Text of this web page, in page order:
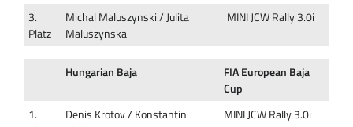
3.
Platz
Michal Maluszynski / Julita
Maluszynska
MINI JCW Rally 3.0i
Hungarian Baja
FIA European Baja
Cup
1.
Denis Krotov / Konstantin
MINI JCW Rally 3.0i